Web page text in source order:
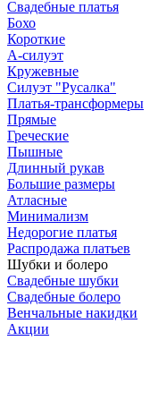
Свадебные платья
Бохо
Короткие
А-силуэт
Кружевные
Силуэт "Русалка"
Платья-трансформеры
Прямые
Греческие
Пышные
Длинный рукав
Большие размеры
Атласные
Минимализм
Недорогие платья
Распродажа платьев
Шубки и болеро
Свадебные шубки
Свадебные болеро
Венчальные накидки
Акции